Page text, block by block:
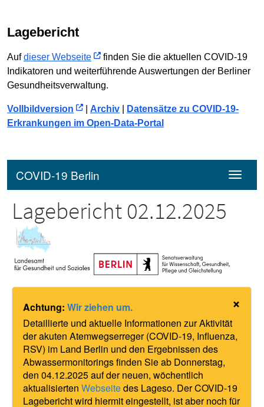
Lagebericht
Aufdieser Webseite
finden Sie die aktuellen COVID-19
Indikatoren und weiterführende Auswertungen der Berliner
Gesundheitsverwaltung.
Vollbildversion Archiv
Datensätze zu COVID-19-
Erkrankungen im Open-Data-Portal